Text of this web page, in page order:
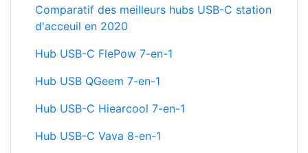
Hub USB-C FlePow 7-en-1
Hub USB QGeem 7-en-1
Hub USB-C Hiearcool 7-en-1
Hub USB-C Vava 8-en-1
Hub USB-C Woohubs 8-en-1
Lecteur de carte USB-C SD/Micro SD